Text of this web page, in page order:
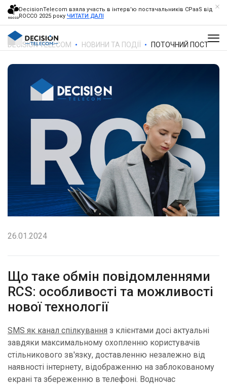
DecisionTelecom взяла участь в інтерв'ю постачальників CPaaS від
ROCCO 2025 року ЧИТАТИ ДАЛІ
DECISION TELECOM НОВИНИ ТА ПОДІЇ ПОТОЧНИЙ ПОСТ
26.01.2024
Що таке обмін повідомленнями
RCS: особливості та можливості
нової технології
SMS як канал спілкування з клієнтами досі актуальні
завдяки максимальному охопленню користувачів
стільникового зв'язку, доставленню незалежно від
наявності інтернету, відображенню на заблокованому
екрані та збереженню в телефоні. Водночас